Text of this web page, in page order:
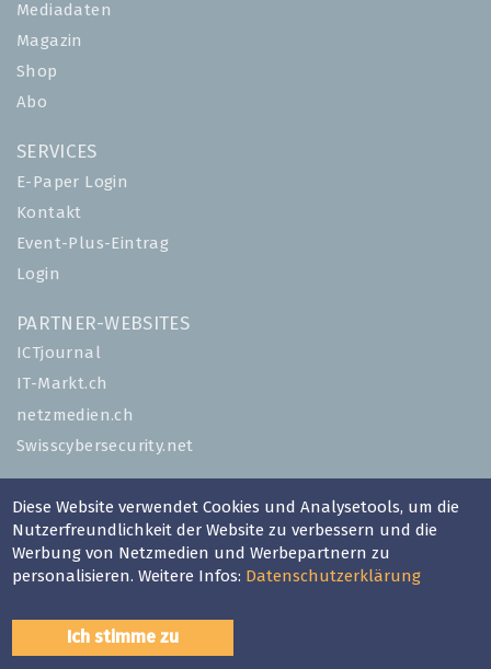
Mediadaten
Magazin
Shop
Abo
SERVICES
E-Paper Login
Kontakt
Event-Plus-Eintrag
Login
PARTNER-WEBSITES
ICTjournal
IT-Markt.ch
netzmedien.ch
Swisscybersecurity.net
© NETZMEDIEN AG 2026
Impressum
AGB
Nutzungsbestimmungen
Datenschutzerklärung
Diese Website verwendet Cookies und Analysetools, um die
Nutzerfreundlichkeit der Website zu verbessern und die
Werbung von Netzmedien und Werbepartnern zu
personalisieren. Weitere Infos: Datenschutzerklärung
Ich stimme zu